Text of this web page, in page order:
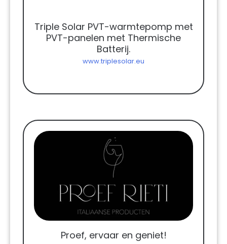
Triple Solar PVT-warmtepomp met
PVT-panelen met Thermische
Batterij.
www.triplesolar.eu
Proef, ervaar en geniet!